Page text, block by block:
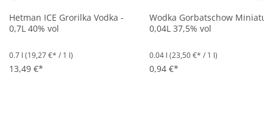
Hetman ICE Grorilka Vodka -
0,7L 40% vol
0.7 l (19,27 €* / 1 l)
13,49 €*
Wodka Gorbatschow Miniatur
0,04L 37,5% vol
0.04 l (23,50 €* / 1 l)
0,94 €*